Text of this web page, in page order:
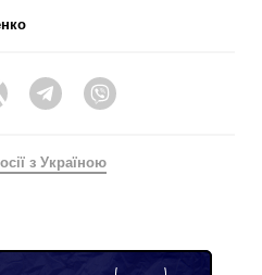
Twitter Telegram
з Україною